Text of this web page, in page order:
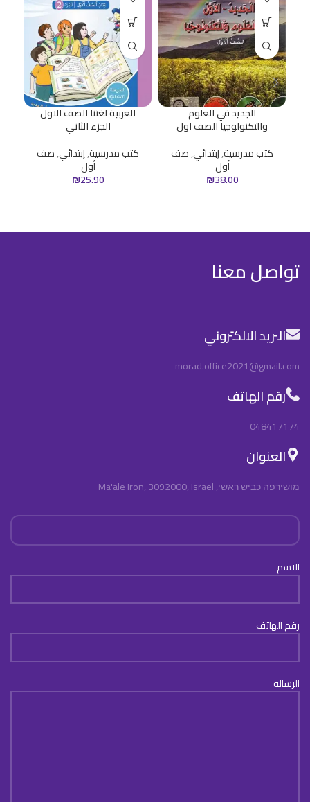
الجديد في العلوم
والتكنولوجيا الصف اول
كتب مدرسية,إبتدائي,صف
أول
₪38.00
العربية لغتنا الصف الاول
الجزء الثاني
كتب مدرسية,إبتدائي,صف
أول
₪25.90
تواصل معنا
البريد الالكتروني
morad.office2021@gmail.com
رقم الهاتف
048417174
العنوان
מושירפה כביש ראשי, Ma'ale Iron, 3092000, Israel
الاسم
رقم الهاتف
الرسالة